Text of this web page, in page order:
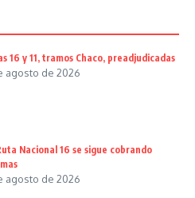
16 y 11, tramos Chaco, preadjudicadas
agosto de 2026
Nacional 16 se sigue cobrando
agosto de 2026